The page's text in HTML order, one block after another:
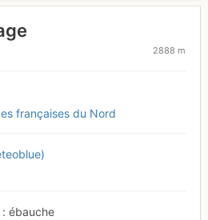
2888 m
françaises du Nord
ébauche